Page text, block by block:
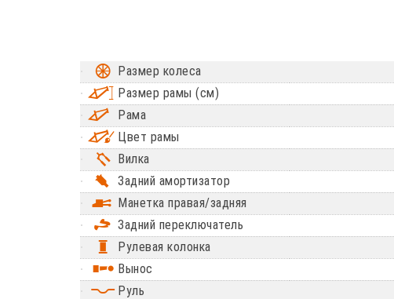
Размер колеса
Размер рамы (см)
Рама
Цвет рамы
Вилка
Задний амортизатор
Манетка правая/задняя
Задний переключатель
Рулевая колонка
Вынос
Руль